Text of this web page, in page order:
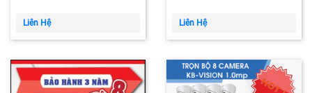
Liên Hệ Liên Hệ